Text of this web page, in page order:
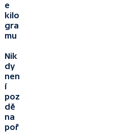
e
kilo
gra
mu
Nik
dy
nen
í
poz
dě
na
poř